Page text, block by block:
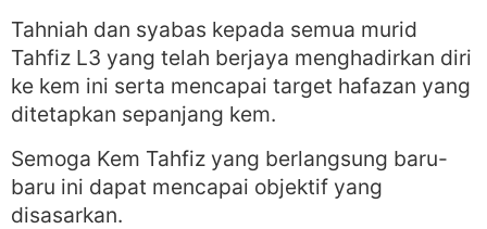
Tahniah dan syabas kepada semua murid
Tahfiz L3 yang telah berjaya menghadirkan diri
ke kem ini serta mencapai target hafazan yang
ditetapkan sepanjang kem.
Semoga Kem Tahfiz yang berlangsung baru-
baru ini dapat mencapai objektif yang
disasarkan.